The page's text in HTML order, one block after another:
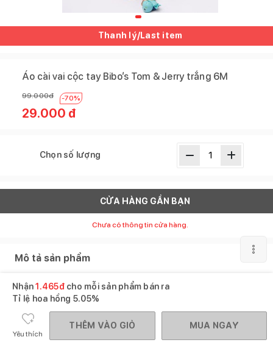
Thanh lý/Last item
Áo cài vai cộc tay Bibo’s Tom & Jerry trắng 6M
99.000đ -70%
29.000 đ
Chọn số lượng
CỬA HÀNG GẦN BẠN
Chưa có thông tin cửa hàng.
Mô tả sản phẩm
Thương hiệu :
Bibo's
XEM THÊM
Nhận1.465đcho mỗi sản phẩm bán ra
Tỉ lệ hoa hồng 5.05%
Yêu thích
THÊM VÀO GIỎ MUA NGAY